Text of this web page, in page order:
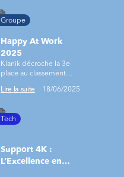
Groupe
Happy At Work
2025
Klanik décroche la 3e
place au classement
Lire la suite 18/06/2025
Tech
Support 4K :
L’Excellence en